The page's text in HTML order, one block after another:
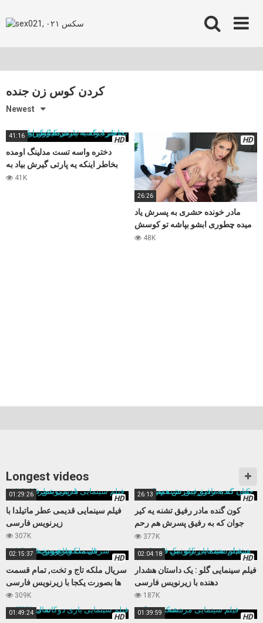
to
کردن کوس زن جنده
Newest
HD
41:16
دختره واسه تست مدلینگ اومده
بخاطر اینکه یه پارتی گیرش بیاد به
مرده کوس میده
41K
HD
26:26
مادر خونده حشری به پسرش یاد
میده چطوری ابشو بپاشه تو کوسش
،سکس زیبا
48K
Longest videos
HD
01:29:26
فیلم سینمایی قدیمی عطر ماتیلدا با
زیرنویس فارسی
307K
HD
26:13
کون گنده مادر رفیق تشنه یه کیر
جوان که به رفیق پسرش هم رحم
نمیکنه
377K
HD
02:15:37
سریال ملکه تاج و تخت, تمام قسمت
ها بصورت یکجا با زیرنویس فارسی
309K
HD
02:04:18
فیلم سینمایی گلو : یک داستان هشدار
دهنده با زیرنویس فارسی
187K
HD
01:49:24 HD
01:39:59